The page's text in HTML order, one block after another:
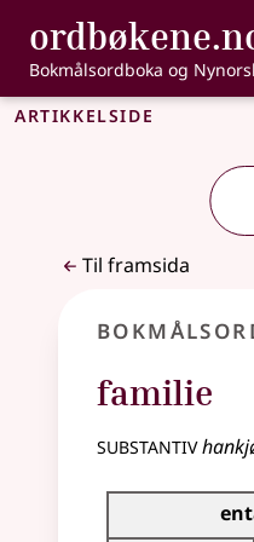
Gå til hovudinnhald
Tilgjenge
Bokmålsordboka og
Artikkelside
Til framsida
familie
substantiv
Bøyingstabell